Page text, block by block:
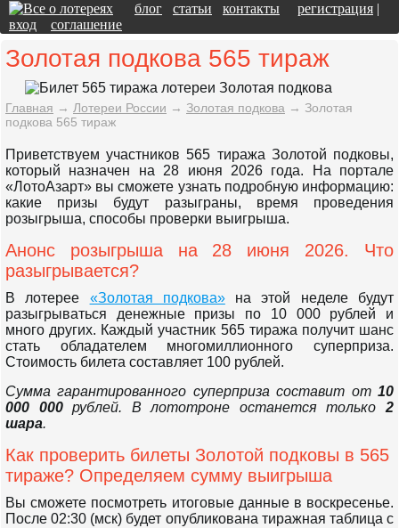
блог статьи контакты регистрация |
вход
соглашение
Золотая подкова 565 тираж
Главная → Лотереи России → Золотая подкова → Золотая
подкова 565 тираж
Приветствуем участников 565 тиража Золотой подковы,
который назначен на 28 июня 2026 года. На портале
«ЛотоАзарт» вы сможете узнать подробную информацию:
какие призы будут разыграны, время проведения
розыгрыша, способы проверки выигрыша.
Анонс розыгрыша на 28 июня 2026. Что
разыгрывается?
В лотерее «Золотая подкова»на этой неделе будут
разыгрываться денежные призы по 10 000 рублей и
много других. Каждый участник 565 тиража получит шанс
стать обладателем многомиллионного суперприза.
Стоимость билета составляет 100 рублей.
Сумма гарантированного суперприза составит от 10
000 000рублей. В лототроне останется только2
шара.
Как проверить билеты Золотой подковы в 565
тираже? Определяем сумму выигрыша
Вы сможете посмотреть итоговые данные в воскресенье.
После 02:30 (мск) будет опубликована тиражная таблица с